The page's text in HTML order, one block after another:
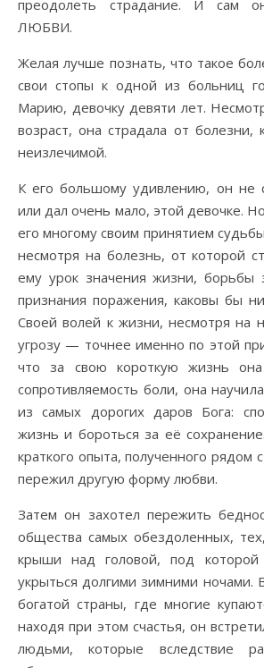
преодолеть страдание. И сам
ЛЮБВИ.
Желая лучше познать, что такое
свои стопы к одной из больниц
Марию, девочку девяти лет.
возраст, она страдала от болезни,
неизлечимой.
К его большому удивлению, он не
или дал очень мало, этой девочке.
его многому своим принятием
несмотря на болезнь, от которой
ему урок значения жизни, борьбы
признания поражения, каковы бы
Своей волей к жизни, несмотря на
угрозу — точнее именно по этой
что за свою короткую жизнь
сопротивляемость боли, она
из самых дорогих даров Бога:
жизнь и бороться за её
краткого опыта, полученного рядом
пережил другую форму любви.
Затем он захотел пережить
общества самых обездоленных,
крыши над головой, под
укрыться долгими зимними ночами.
богатой страны, где многие
находя при этом счастья, он
людьми, которые вследствие